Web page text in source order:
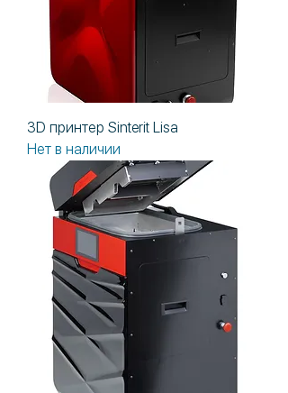
3D принтер Sinterit Lisa
Нет в наличии